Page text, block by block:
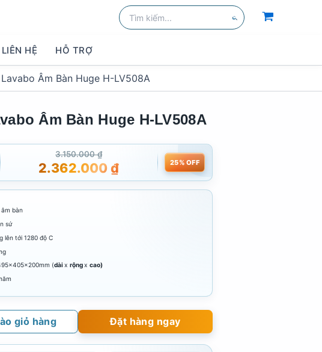
Tìm
kiếm:
LIÊN HỆ HỖ TRỢ
Âm Bàn Huge H-LV508A
Âm Bàn Huge H-LV508A
3.150.000₫
2.362.000₫ 25% OFF
bàn
sứ
lên tới 1280 độ C
(dàixrộngxcao)
giỏ hàng Đặt hàng ngay